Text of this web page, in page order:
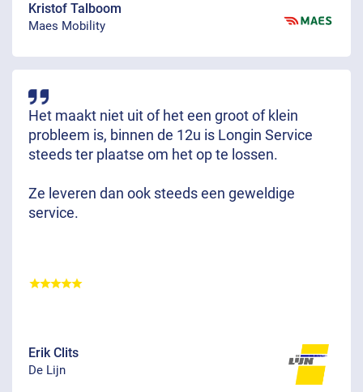
Kristof Talboom
Maes Mobility
Het maakt niet uit of het een groot of klein
probleem is, binnen de 12u is Longin Service
steeds ter plaatse om het op te lossen.
Ze leveren dan ook steeds een geweldige
service.
Erik Clits
De Lijn